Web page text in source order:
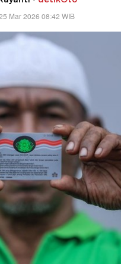
Mar 2026 08:42 WIB